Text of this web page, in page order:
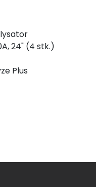
24" (4 stk.)
Plus